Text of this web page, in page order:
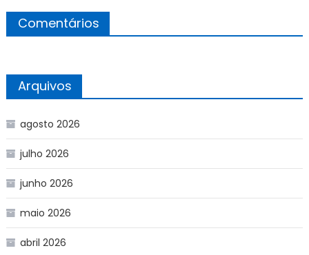
Comentários
Arquivos
agosto 2026
julho 2026
junho 2026
maio 2026
abril 2026